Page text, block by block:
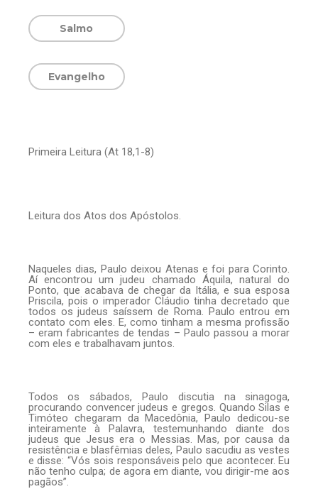
Salmo
Evangelho
Primeira Leitura (At 18,1-8)
Leitura dos Atos dos Apóstolos.
Naqueles dias, Paulo deixou Atenas e foi para Corinto.
Aí encontrou um judeu chamado Áquila, natural do
Ponto, que acabava de chegar da Itália, e sua esposa
Priscila, pois o imperador Cláudio tinha decretado que
todos os judeus saíssem de Roma. Paulo entrou em
contato com eles. E, como tinham a mesma profissão
– eram fabricantes de tendas – Paulo passou a morar
com eles e trabalhavam juntos.
Todos os sábados, Paulo discutia na sinagoga,
procurando convencer judeus e gregos. Quando Silas e
Timóteo chegaram da Macedônia, Paulo dedicou-se
inteiramente à Palavra, testemunhando diante dos
judeus que Jesus era o Messias. Mas, por causa da
resistência e blasfêmias deles, Paulo sacudiu as vestes
e disse: “Vós sois responsáveis pelo que acontecer. Eu
não tenho culpa; de agora em diante, vou dirigir-me aos
pagãos”.